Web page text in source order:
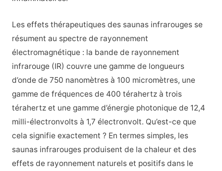
Les effets thérapeutiques des saunas infrarouges se
résument au spectre de rayonnement
électromagnétique : la bande de rayonnement
infrarouge (IR) couvre une gamme de longueurs
d’onde de 750 nanomètres à 100 micromètres, une
gamme de fréquences de 400 térahertz à trois
térahertz et une gamme d’énergie photonique de 12,4
milli-électronvolts à 1,7 électronvolt. Qu’est-ce que
cela signifie exactement ? En termes simples, les
saunas infrarouges produisent de la chaleur et des
effets de rayonnement naturels et positifs dans le